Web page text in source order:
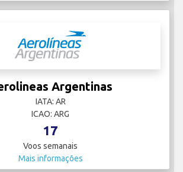
Argentinas
IATA: AR
ICAO: ARG
17
Voos semanais
Mais informações